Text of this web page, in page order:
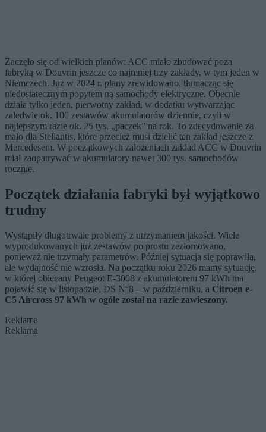
Zaczęło się od wielkich planów: ACC miało zbudować poza
fabryką w Douvrin jeszcze co najmniej trzy zakłady, w tym jeden w
Niemczech. Już w 2024 r. plany zrewidowano, tłumacząc się
niedostatecznym popytem na samochody elektryczne. Obecnie
działa tylko jeden, pierwotny zakład, w dodatku wytwarzając
zaledwie ok. 100 zestawów akumulatorów dziennie, czyli w
najlepszym razie ok. 25 tys. „paczek” na rok. To zdecydowanie za
mało dla Stellantis, które przecież musi dzielić ten zakład jeszcze z
Mercedesem. W początkowych założeniach zakład ACC w Douvrin
miał zaopatrywać w akumulatory nawet 300 tys. samochodów
rocznie.
Początek działania fabryki był wyjątkowo
trudny
Wystąpiły długotrwałe problemy z utrzymaniem jakości. Wiele
wyprodukowanych już zestawów po prostu zezłomowano,
ponieważ nie trzymały parametrów. Później sytuacja się poprawiła,
ale wydajność nie wzrosła. Na początku roku 2026 mamy sytuację,
w której obiecany Peugeot E-3008 z akumulatorem 97 kWh ma
pojawić się w listopadzie, DS N°8 – w październiku, a Citroen e-
C5 Aircross 97 kWh w ogóle został na razie zawieszony.
Reklama
Reklama